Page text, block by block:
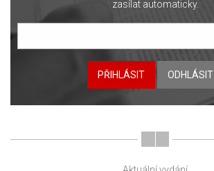
zasílat automaticky.
PŘIHLÁSIT ODHLÁSIT